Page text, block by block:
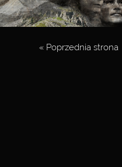
« Poprzednia strona